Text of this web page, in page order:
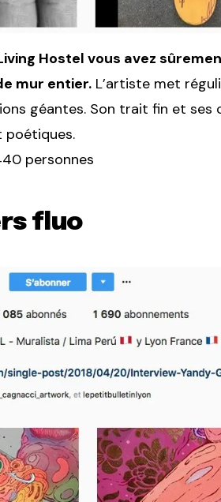
Hostel vous avez
mur entier. L’artiste met
géantes. Son trait fin et ses
poétiques.
personnes
fluo